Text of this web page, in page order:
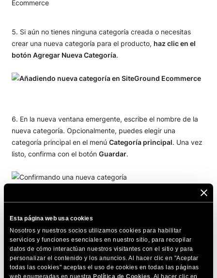
Esta página web usa cookies
Nosotros y nuestros socios utilizamos cookies para habilitar
servicios y funciones esenciales en nuestro sitio, para recopilar
datos de cómo interactúan nuestros visitantes con el sitio y para
personalizar el contenido y los anuncios. Al hacer clic en "Aceptar
todas las cookies" aceptas el uso de cookies en todas las páginas
web enumeradas en nuestra Política de Cookies . Al hacer clic en
Si aún no tienes ninguna categoría creada o necesitas
crear una nueva categoría para el producto, haz clic en el
botón Agregar Nueva Categoría.
En la nueva ventana emergente, escribe el nombre de la
nueva categoría. Opcionalmente, puedes elegir una
categoría principal en el menú Categoría principal. Una vez
listo, confirma con el botón Guardar.
¡NOTA!Si no asignas una categoría a un producto,
este seguirá apareciendo en tu tienda online, pero
no se vinculará a ninguna categoría existente.